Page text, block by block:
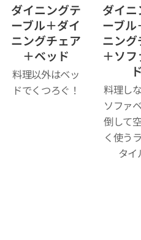
ダイニングテ
ーブル＋ダイ
ニングチェア
＋ベッド
料理以外はベッ
ドでくつろぐ！
ダイニ
ーブル
ニング
＋ソフ
ド
料理し
ソファ
倒して
く使う
タイ